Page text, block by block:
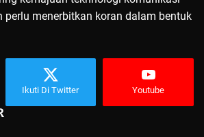
perlu menerbitkan koran dalam bentuk
Ikuti Di Twitter Youtube